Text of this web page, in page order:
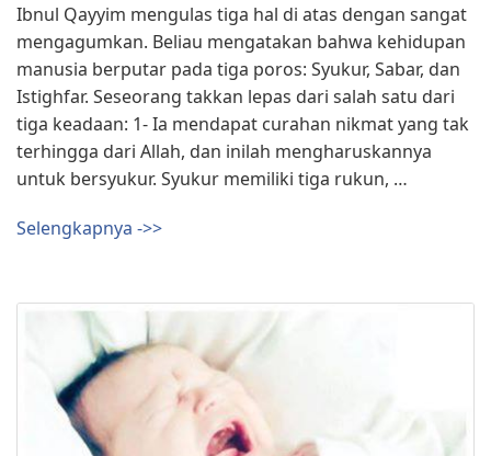
Ibnul Qayyim mengulas tiga hal di atas dengan sangat
mengagumkan. Beliau mengatakan bahwa kehidupan
manusia berputar pada tiga poros: Syukur, Sabar, dan
Istighfar. Seseorang takkan lepas dari salah satu dari
tiga keadaan: 1- Ia mendapat curahan nikmat yang tak
terhingga dari Allah, dan inilah mengharuskannya
untuk bersyukur. Syukur memiliki tiga rukun, …
Selengkapnya ->>